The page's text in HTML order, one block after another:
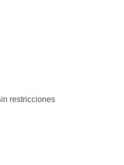
restricciones